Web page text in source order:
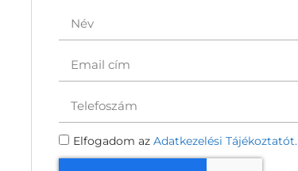
Elfogadom azAdatkezelési Tájékoztatót.